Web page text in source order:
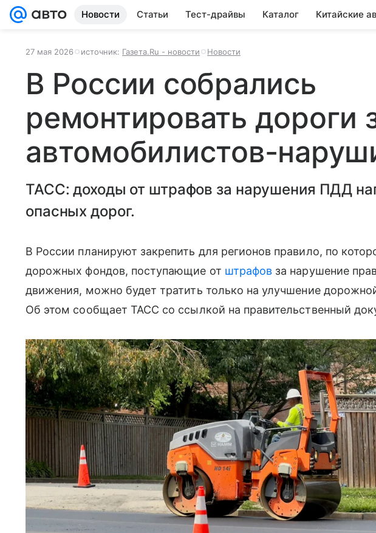
Новости Статьи Тест-драйвы Каталог Китайские
27 мая 2026 источник: Газета.Ru - новости Новости
В России собрались
ремонтировать дороги
автомобилистов-
ТАСС: доходы от штрафов за нарушения ПДД
опасных дорог.
В России планируют закрепить для регионов правило, по
дорожных фондов, поступающие от штрафов за нарушение
движения, можно будет тратить только на улучшение
Об этом сообщает ТАСС со ссылкой на правительственный